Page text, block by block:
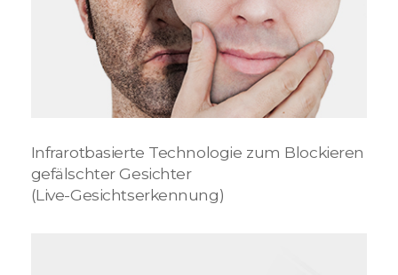
Infrarotbasierte Technologie zum Blockieren
gefälschter Gesichter
(Live-Gesichtserkennung)